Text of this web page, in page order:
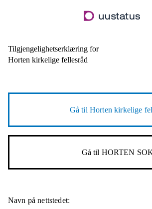
til
Tilgjengelighetserklæring for
Horten kirkelige fellesråd
Gå til Horten kirkelige
Gå til HORTEN
Navn på nettstedet: